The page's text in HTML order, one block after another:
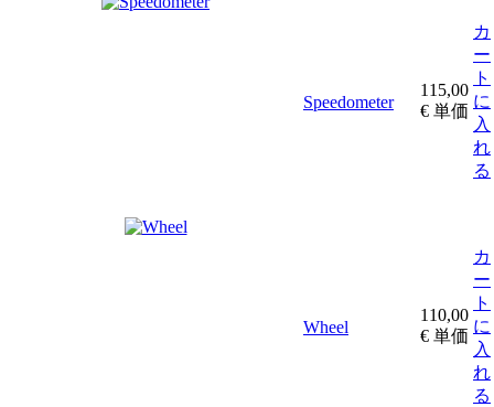
Speedometer
115,00
€ 単価
カ
ー
ト
に
入
れ
る
Wheel
110,00
€ 単価
カ
ー
ト
に
入
れ
る